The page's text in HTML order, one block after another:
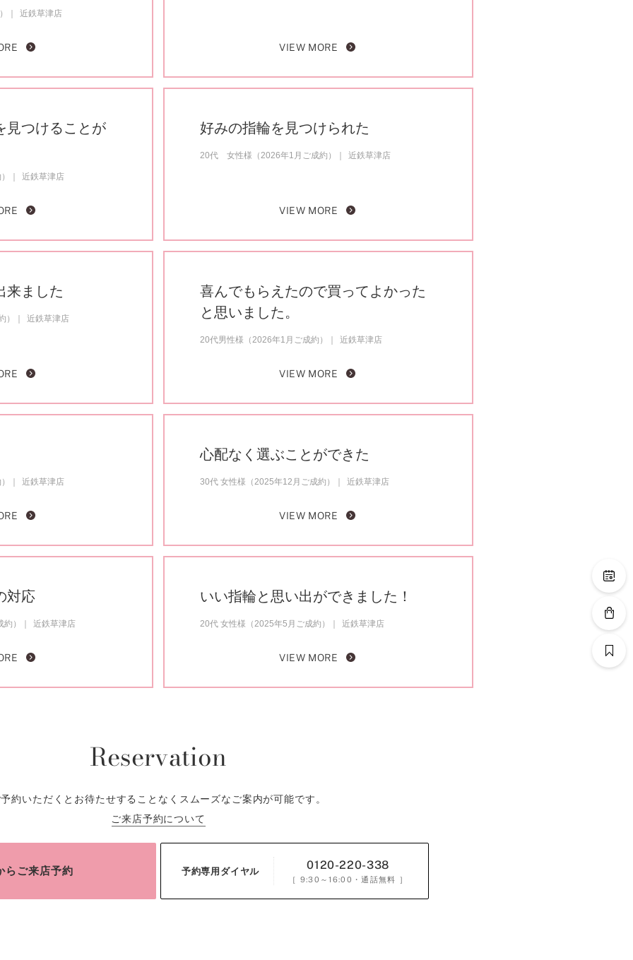
近鉄草津店
VIEW MORE
見つけることが
近鉄草津店
好みの指輪を見つけられた
20代 女性様（2026年1月ご成約） 近鉄草津店
VIEW MORE
来ました
） 近鉄草津店
喜んでもらえたので買ってよかった
と思いました。
20代男性様（2026年1月ご成約） 近鉄草津店
VIEW MORE
近鉄草津店
心配なく選ぶことができた
30代 女性様（2025年12月ご成約） 近鉄草津店
VIEW MORE
対応
） 近鉄草津店
いい指輪と思い出ができました！
20代 女性様（2025年5月ご成約） 近鉄草津店
VIEW MORE
Reservation
約いただくとお待たせすることなくスムーズなご案内が可能です。
ご来店予約について
らご来店予約 予約専用ダイヤル 0120-220-338
［ 9:30～16:00 ・通話無料 ］